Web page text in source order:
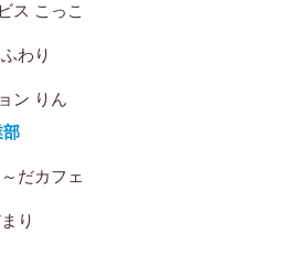
ス こっこ
わり
ン りん
部
だカフェ
り